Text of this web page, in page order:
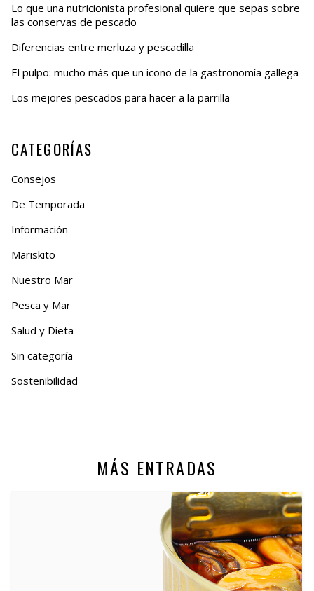
Lo que una nutricionista profesional quiere que sepas sobre
las conservas de pescado
Diferencias entre merluza y pescadilla
El pulpo: mucho más que un icono de la gastronomía gallega
Los mejores pescados para hacer a la parrilla
CATEGORÍAS
Consejos
De Temporada
Información
Mariskito
Nuestro Mar
Pesca y Mar
Salud y Dieta
Sin categoría
Sostenibilidad
MÁS ENTRADAS